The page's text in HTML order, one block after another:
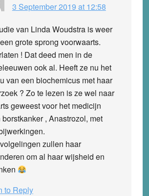
3 September 2019 at 12:58
van Linda Woudstra is weer
grote sprong voorwaarts.
! Dat deed men in de
ook al. Heeft ze nu het
van een biochemicus met haar
? Zo te lezen is ze wel naar
geweest voor het medicijn
borstkanker , Anastrozol, met
zullen haar
om al haar wijsheid en
to Reply